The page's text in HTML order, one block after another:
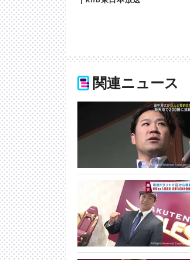
関連ニュース